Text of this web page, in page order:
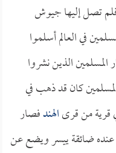
فلم تصل إليها جيوش
في العالم أسلموا
الذين نشروا
كان قد ذهب في
قرية من قرىالهندفصار
عنده ضائقة ييسر ويضع عن